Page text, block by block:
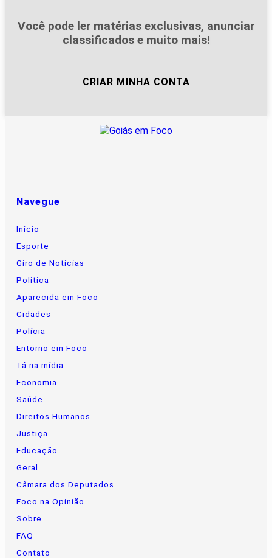
Você pode ler matérias exclusivas, anunciar
classificados e muito mais!
CRIAR MINHA CONTA
Navegue
Início
Esporte
Giro de Notícias
Política
Aparecida em Foco
Cidades
Polícia
Entorno em Foco
Tá na mídia
Economia
Saúde
Direitos Humanos
Justiça
Educação
Geral
Câmara dos Deputados
Foco na Opinião
Sobre
FAQ
Contato